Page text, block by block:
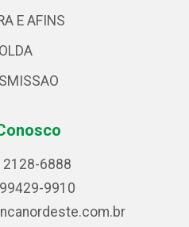
E AFINS
2128-6888
9910